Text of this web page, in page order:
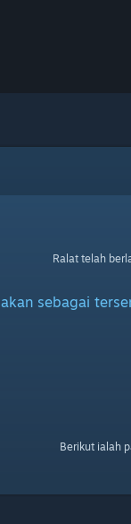
Ralat telah
sebagai
Berikut ialah